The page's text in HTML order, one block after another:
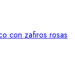
con zafiros rosas